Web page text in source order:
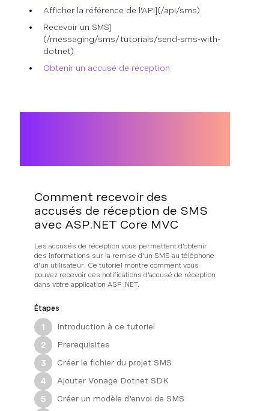
Afficher la référence de l'API](/api/sms)
Recevoir un SMS]
(/messaging/sms/tutorials/send-sms-with-
dotnet)
Obtenir un accusé de réception
Comment recevoir des
accusés de réception de SMS
avec ASP.NET Core MVC
Les accusés de réception vous permettent d'obtenir
des informations sur la remise d'un SMS au téléphone
d'un utilisateur. Ce tutoriel montre comment vous
pouvez recevoir ces notifications d'accusé de réception
dans votre application ASP .NET.
Étapes
1
Introduction à ce tutoriel
2
Prerequisites
3
Créer le fichier du projet SMS
4
Ajouter Vonage Dotnet SDK
5
Créer un modèle d'envoi de SMS